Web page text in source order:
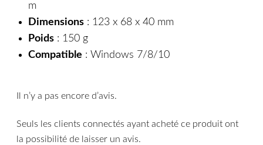
m
Dimensions: 123 x 68 x 40 mm
Poids: 150 g
Compatible : Windows 7/8/10
Il n’y a pas encore d’avis.
Seuls les clients connectés ayant acheté ce produit ont
la possibilité de laisser un avis.